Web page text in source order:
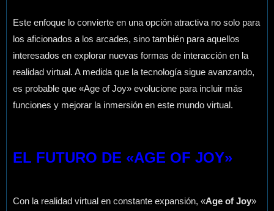
Este enfoque lo convierte en una opción atractiva no solo para
los aficionados a los arcades, sino también para aquellos
interesados en explorar nuevas formas de interacción en la
realidad virtual. A medida que la tecnología sigue avanzando,
es probable que «Age of Joy» evolucione para incluir más
funciones y mejorar la inmersión en este mundo virtual.
EL FUTURO DE «AGE OF JOY»
Con la realidad virtual en constante expansión, «Age of Joy»